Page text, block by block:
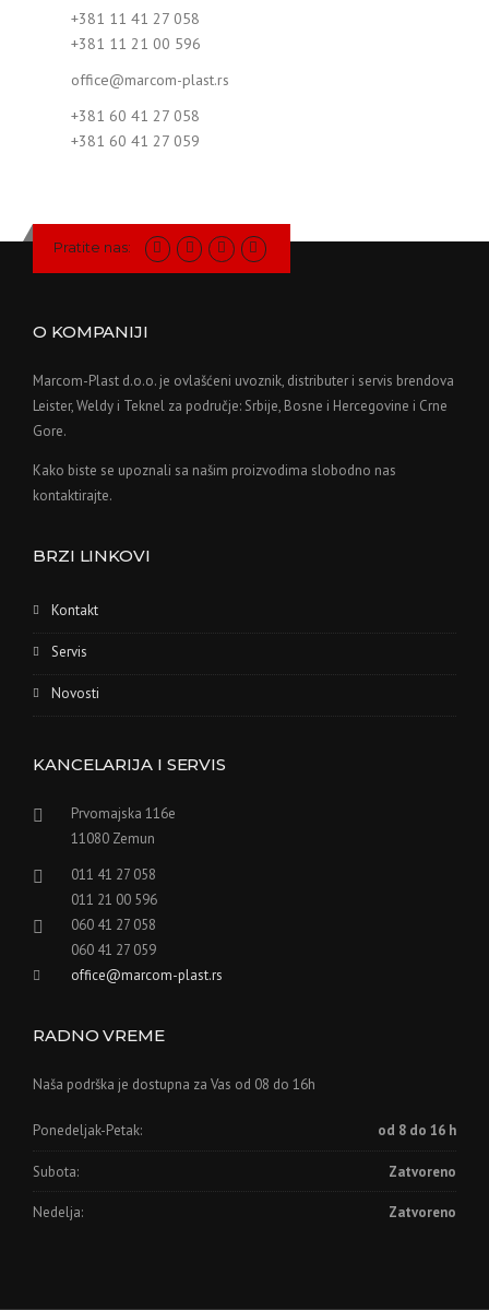
+381 11 41 27 058
+381 11 21 00 596
office@marcom-plast.rs
+381 60 41 27 058
+381 60 41 27 059
Pratite nas:
O KOMPANIJI
Marcom-Plast d.o.o. je ovlašćeni uvoznik, distributer i servis brendova
Leister, Weldy i Teknel za područje: Srbije, Bosne i Hercegovine i Crne
Gore.
Kako biste se upoznali sa našim proizvodima slobodno nas
kontaktirajte.
BRZI LINKOVI
Kontakt
Servis
Novosti
KANCELARIJA I SERVIS
Prvomajska 116e
11080 Zemun
011 41 27 058
011 21 00 596
060 41 27 058
060 41 27 059
office@marcom-plast.rs
RADNO VREME
Naša podrška je dostupna za Vas od 08 do 16h
Ponedeljak-Petak: od 8 do 16 h
Subota: Zatvoreno
Nedelja: Zatvoreno